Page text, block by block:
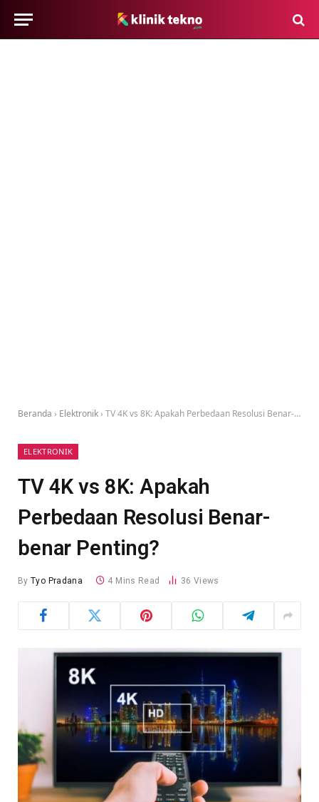
Beranda › Elektronik › TV 4K vs 8K: Apakah Perbedaan Resolusi Benar-benar Penting?
ELEKTRONIK
TV 4K vs 8K: Apakah
Perbedaan Resolusi Benar-
benar Penting?
By Tyo Pradana 4 Mins Read 36 Views